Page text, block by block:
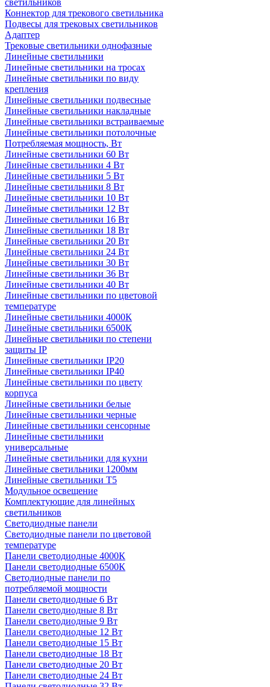
светильников
Коннектор для трекового светильника
Подвесы для трековых светильников
Адаптер
Трековые светильники однофазные
Линейные светильники
Линейные светильники на тросах
Линейные светильники по виду
крепления
Линейные светильники подвесные
Линейные светильники накладные
Линейные светильники встраиваемые
Линейные светильники потолочные
Потребляемая мощность, Вт
Линейные светильники 60 Вт
Линейные светильники 4 Вт
Линейные светильники 5 Вт
Линейные светильники 8 Вт
Линейные светильники 10 Вт
Линейные светильники 12 Вт
Линейные светильники 16 Вт
Линейные светильники 18 Вт
Линейные светильники 20 Вт
Линейные светильники 24 Вт
Линейные светильники 30 Вт
Линейные светильники 36 Вт
Линейные светильники 40 Вт
Линейные светильники по цветовой
температуре
Линейные светильники 4000К
Линейные светильники 6500К
Линейные светильники по степени
защиты IP
Линейные светильники IP20
Линейные светильники IP40
Линейные светильники по цвету
корпуса
Линейные светильники белые
Линейные светильники черные
Линейные светильники сенсорные
Линейные светильники
универсальные
Линейные светильники для кухни
Линейные светильники 1200мм
Линейные светильники Т5
Модульное освещение
Комплектующие для линейных
светильников
Светодиодные панели
Светодиодные панели по цветовой
температуре
Панели светодиодные 4000К
Панели светодиодные 6500К
Светодиодные панели по
потребляемой мощности
Панели светодиодные 6 Вт
Панели светодиодные 8 Вт
Панели светодиодные 9 Вт
Панели светодиодные 12 Вт
Панели светодиодные 15 Вт
Панели светодиодные 18 Вт
Панели светодиодные 20 Вт
Панели светодиодные 24 Вт